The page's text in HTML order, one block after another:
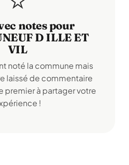
notes pour
D ILLE ET
VIL
noté la commune mais
laissé de commentaire
premier à partager votre
!